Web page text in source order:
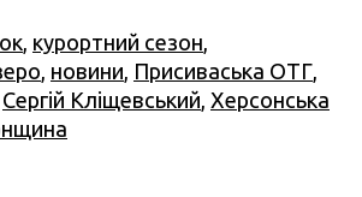
, курортний сезон,
, новини, Присиваська ОТГ,
Сергій Кліщевський, Херсонська